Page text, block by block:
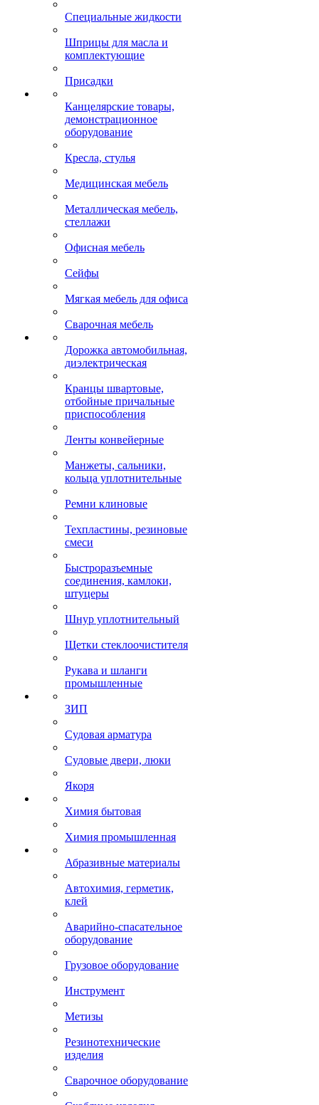
Специальные жидкости
Шприцы для масла и
комплектующие
Присадки
Канцелярские товары,
демонстрационное
оборудование
Кресла, стулья
Медицинская мебель
Металлическая мебель,
стеллажи
Офисная мебель
Сейфы
Мягкая мебель для офиса
Сварочная мебель
Дорожка автомобильная,
диэлектрическая
Кранцы швартовые,
отбойные причальные
приспособления
Ленты конвейерные
Манжеты, сальники,
кольца уплотнительные
Ремни клиновые
Техпластины, резиновые
смеси
Быстроразъемные
соединения, камлоки,
штуцеры
Шнур уплотнительный
Щетки стеклоочистителя
Рукава и шланги
промышленные
ЗИП
Судовая арматура
Судовые двери, люки
Якоря
Химия бытовая
Химия промышленная
Абразивные материалы
Автохимия, герметик,
клей
Аварийно-спасательное
оборудование
Грузовое оборудование
Инструмент
Метизы
Резинотехнические
изделия
Сварочное оборудование